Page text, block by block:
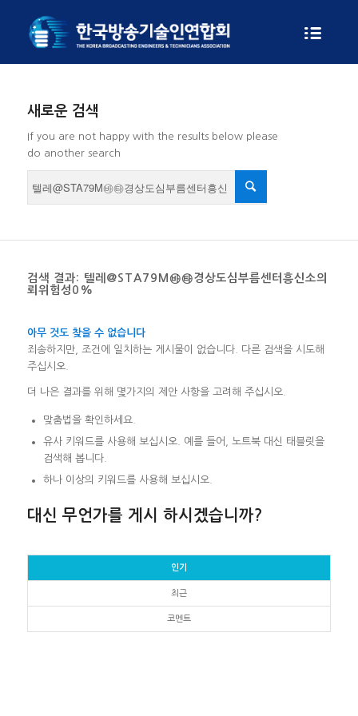
새로운 검색
If you are not happy with the results below please
do another search
검색 결과: 텔레@STA79M㉳㉹경상도심부름센터흥신소의
뢰위험성0%
아무 것도 찾을 수 없습니다
죄송하지만, 조건에 일치하는 게시물이 없습니다. 다른 검색을 시도해
주십시오.
더 나은 결과를 위해 몇가지의 제안 사항을 고려해 주십시오.
맞춤법을 확인하세요.
유사 키워드를 사용해 보십시오. 예를 들어, 노트북 대신 태블릿을
검색해 봅니다.
하나 이상의 키워드를 사용해 보십시오.
대신 무언가를 게시 하시겠습니까?
인기
최근
코멘트